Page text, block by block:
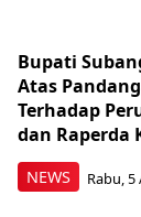
NEWS
Bupati
Atas
Terhadap
dan Raperda
Rabu, 5